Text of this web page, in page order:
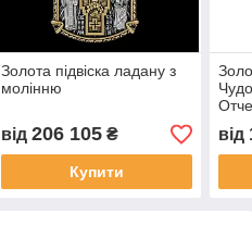
Золота підвіска ладану з
молінню
від 206 105₴
Купити
від